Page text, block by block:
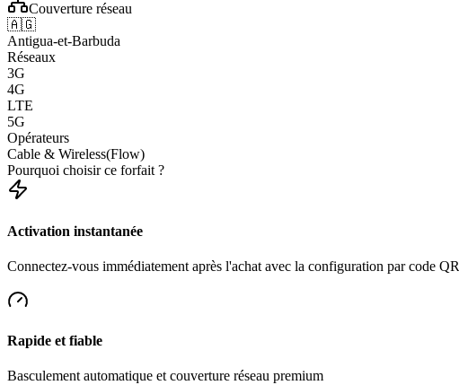
Couverture réseau
🇦🇬
Antigua-et-Barbuda
Réseaux
3G
4G
LTE
5G
Opérateurs
Cable & Wireless(Flow)
Pourquoi choisir ce forfait ?
Activation instantanée
Connectez-vous immédiatement après l'achat avec la configuration par code QR
Rapide et fiable
Basculement automatique et couverture réseau premium